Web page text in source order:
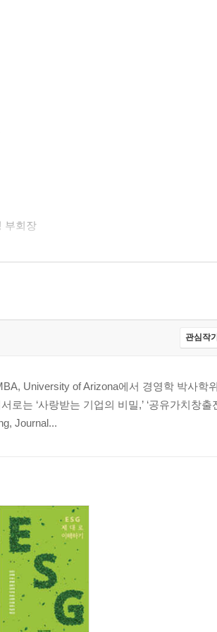
부회장
학교 교수
관심작
University of Arizona에서 경영학 박사학
는 ‘사랑받는 기업의 비밀,’ ‘공유가치창출
Journal...